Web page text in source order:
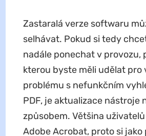
Zastaralá verze softwaru
selhávat. Pokud si tedy
nadále ponechat v provozu,
kterou byste měli udělat pro
problému s nefunkčním
PDF, je aktualizace nástroje
způsobem. Většina
Adobe Acrobat, proto si jako